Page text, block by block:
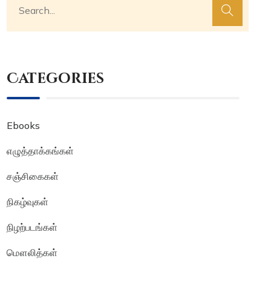
Categories
Ebooks
எழுத்தாக்கங்கள்
சஞ்சிகைகள்
நிகழ்வுகள்
நிழற்படங்கள்
மௌலித்கள்